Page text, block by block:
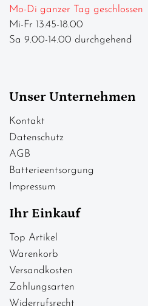
Mo-Di ganzer Tag geschlossen
Mi-Fr 13.45-18.00
Sa 9.00-14.00 durchgehend
Unser Unternehmen
Kontakt
Datenschutz
AGB
Batterieentsorgung
Impressum
Ihr Einkauf
Top Artikel
Warenkorb
Versandkosten
Zahlungsarten
Widerrufsrecht